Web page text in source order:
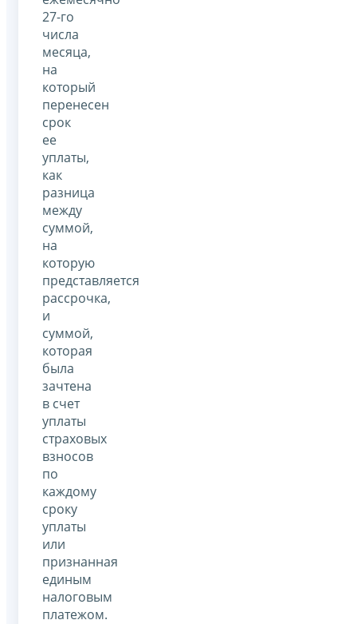
27-го
числа
месяца,
на
который
перенесен
срок
ее
уплаты,
как
разница
между
суммой,
на
которую
представляется
рассрочка,
и
суммой,
которая
была
зачтена
в счет
уплаты
страховых
взносов
по
каждому
сроку
уплаты
или
признанная
единым
налоговым
платежом.